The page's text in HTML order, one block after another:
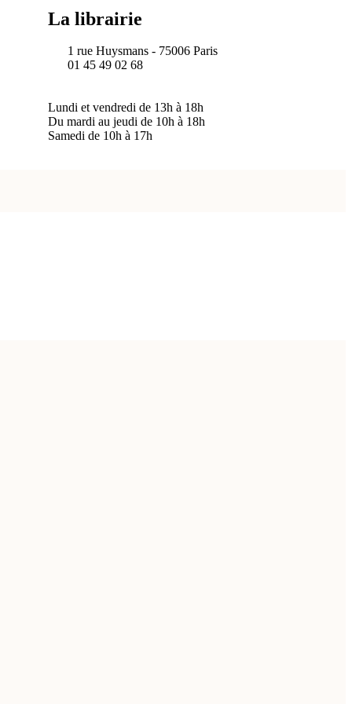
La librairie
1 rue Huysmans - 75006 Paris
01 45 49 02 68
Lundi et vendredi de 13h à 18h
Du mardi au jeudi de 10h à 18h
Samedi de 10h à 17h